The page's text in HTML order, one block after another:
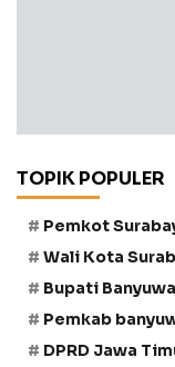
TOPIK POPULER
Pemkot
Wali Kota
Bupati
Pemkab
DPRD Jawa